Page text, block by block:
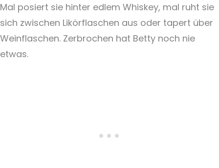
Mal posiert sie hinter edlem Whiskey, mal ruht sie
sich zwischen Likörflaschen aus oder tapert über
Weinflaschen. Zerbrochen hat Betty noch nie
etwas.